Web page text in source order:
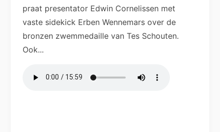
praat presentator Edwin Cornelissen met
vaste sidekick Erben Wennemars over de
bronzen zwemmedaille van Tes Schouten.
Ook...